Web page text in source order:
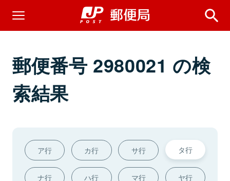
郵便番号 2980021 の検
索結果
ア行 カ行 サ行 タ行
ナ行 ハ行 マ行 ヤ行